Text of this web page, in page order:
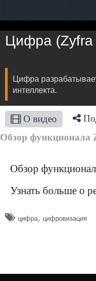
Цифра (Zyfra
​Цифра
интеллекта.
О видео
Обзор функционала
Обзор
Узнать больше о
​цифра, цифровизация